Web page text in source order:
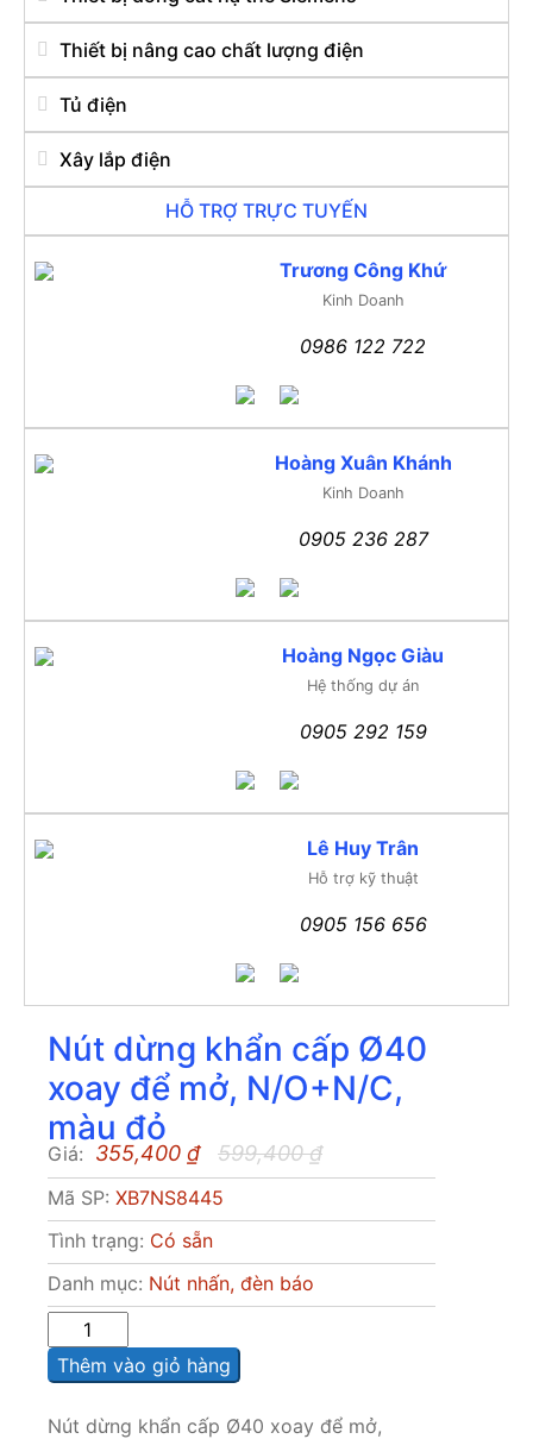
Thiết bị nâng cao chất lượng điện
Tủ điện
Xây lắp điện
HỖ TRỢ TRỰC TUYẾN
Trương Công Khứ
Kinh Doanh
0986 122 722
Hoàng Xuân Khánh
Kinh Doanh
0905 236 287
Hoàng Ngọc Giàu
Hệ thống dự án
0905 292 159
Lê Huy Trân
Hỗ trợ kỹ thuật
0905 156 656
Nút dừng khẩn cấp Ø40
xoay để mở, N/O+N/C,
màu đỏ
Giá: 355,400 ₫ 599,400₫
Mã SP: XB7NS8445
Tình trạng: Có sẵn
Danh mục: Nút nhấn, đèn báo
lượng
Thêm vào giỏ hàng
Nút dừng khẩn cấp Ø40 xoay để mở,